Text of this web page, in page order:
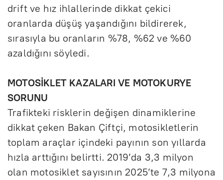
drift ve hız ihlallerinde dikkat çekici
oranlarda düşüş yaşandığını bildirerek,
sırasıyla bu oranların %78, %62 ve %60
azaldığını söyledi.
MOTOSİKLET KAZALARI VE MOTOKURYE
SORUNU
Trafikteki risklerin değişen dinamiklerine
dikkat çeken Bakan Çiftçi, motosikletlerin
toplam araçlar içindeki payının son yıllarda
hızla arttığını belirtti. 2019’da 3,3 milyon
olan motosiklet sayısının 2025’te 7,3 milyona